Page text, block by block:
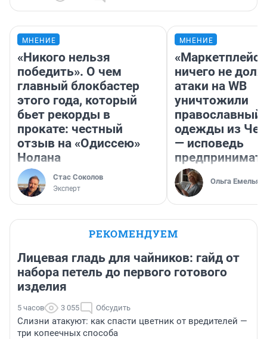
МНЕНИЕ
«Никого нельзя
победить». О чем
главный блокбастер
этого года, который
бьет рекорды в
прокате: честный
отзыв на «Одиссею»
Нолана
Стас Соколов
Эксперт
МНЕНИЕ
«Маркетплейс
ничего не
атаки на WB
уничтожили
православный
одежды из
— исповедь
Ольга
РЕКОМЕНДУЕМ
Лицевая гладь для чайников: гайд от
набора петель до первого готового
изделия
5 часов 3 055 Обсудить
Слизни атакуют: как спасти цветник от вредителей —
три копеечных способа